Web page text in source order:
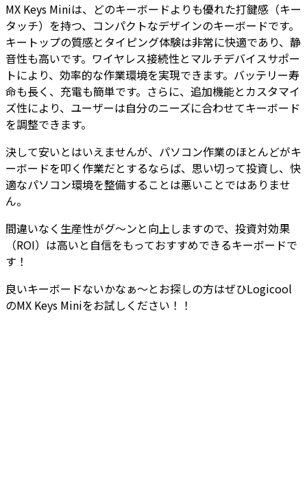
MX Keys Miniは、どのキーボードよりも優れた打鍵感（キー
タッチ）を持つ、コンパクトなデザインのキーボードです。
キートップの質感とタイピング体験は非常に快適であり、静
音性も高いです。ワイヤレス接続性とマルチデバイスサポー
トにより、効率的な作業環境を実現できます。バッテリー寿
命も長く、充電も簡単です。さらに、追加機能とカスタマイ
ズ性により、ユーザーは自分のニーズに合わせてキーボード
を調整できます。
決して安いとはいえませんが、パソコン作業のほとんどがキ
ーボードを叩く作業だとするならば、思い切って投資し、快
適なパソコン環境を整備することは悪いことではありませ
ん。
間違いなく生産性がグ～ンと向上しますので、投資対効果
（ROI）は高いと自信をもっておすすめできるキーボードで
す！
良いキーボードないかなぁ～とお探しの方はぜひLogicool
のMX Keys Miniをお試しください！！